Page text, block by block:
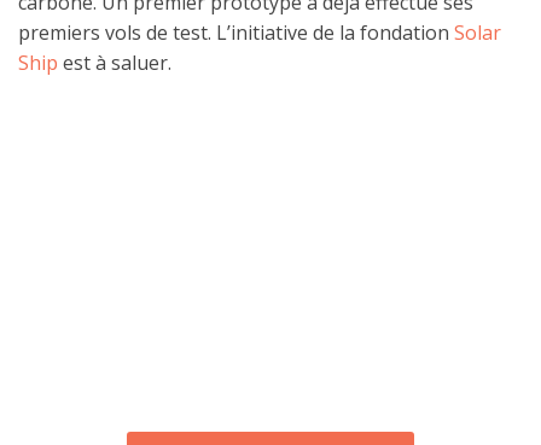
premiers vols de test. L’initiative de la fondation Solar
Ship est à saluer.